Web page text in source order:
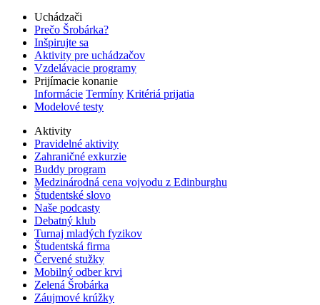
Uchádzači
Prečo Šrobárka?
Inšpirujte sa
Aktivity pre uchádzačov
Vzdelávacie programy
Prijímacie konanie
Informácie Termíny Kritériá prijatia
Modelové testy
Aktivity
Pravidelné aktivity
Zahraničné exkurzie
Buddy program
Medzinárodná cena vojvodu z Edinburghu
Študentské slovo
Naše podcasty
Debatný klub
Turnaj mladých fyzikov
Študentská firma
Červené stužky
Mobilný odber krvi
Zelená Šrobárka
Záujmové krúžky